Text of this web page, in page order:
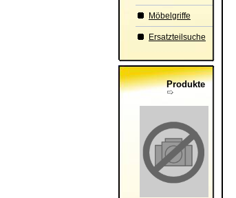
Möbelgriffe
Ersatzteilsuche
Produkte